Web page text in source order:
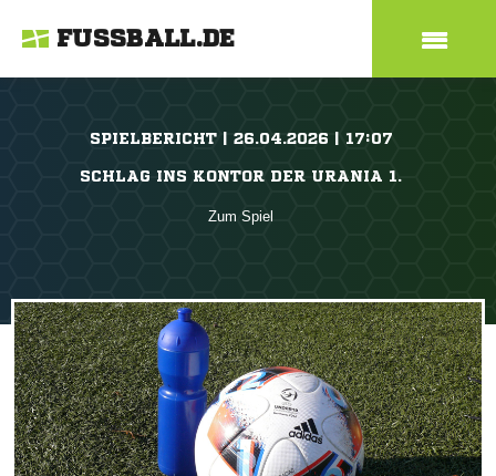
FUSSBALL.DE
SPIELBERICHT | 26.04.2026 | 17:07
SCHLAG INS KONTOR DER URANIA 1.
Zum Spiel